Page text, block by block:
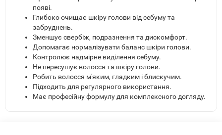
появі.
Глибоко очищає шкіру голови від себуму та
забруднень.
Зменшує свербіж, подразнення та дискомфорт.
Допомагає нормалізувати баланс шкіри голови.
Контролює надмірне виділення себуму.
Не пересушує волосся та шкіру голови.
Робить волосся м'яким, гладким і блискучим.
Підходить для регулярного використання.
Має професійну формулу для комплексного догляду.